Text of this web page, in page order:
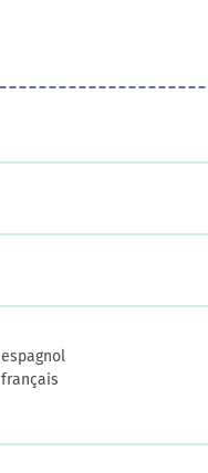
espagnol
français